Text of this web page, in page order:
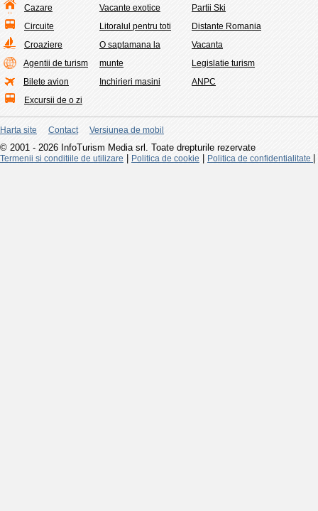
Cazare
Circuite
Croaziere
Agentii de turism
Bilete avion
Excursii de o zi
Vacante exotice
Litoralul pentru toti
O saptamana la
munte
Inchirieri masini
Partii Ski
Distante Romania
Vacanta
Legislatie turism
ANPC
Harta site Contact Versiunea de mobil
© 2001 - 2026 InfoTurism Media srl. Toate drepturile rezervate
Termenii si conditiile de utilizare Politica de cookie Politica de confidentialitate